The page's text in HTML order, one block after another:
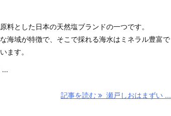
料とした日本の天然塩ブランドの一つです。
海域が特徴で、そこで採れる海水はミネラル豊富で
ます。
...
記事を読む 瀬戸しおはまずい ...